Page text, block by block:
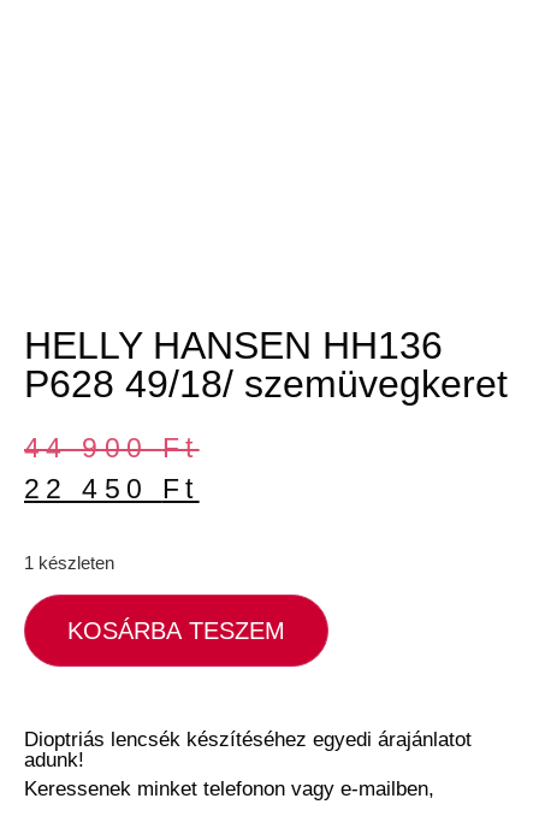
HELLY HANSEN HH136
P628 49/18/ szemüvegkeret
44 900Ft
22 450 Ft
1 készleten
KOSÁRBA TESZEM
Dioptriás lencsék készítéséhez egyedi árajánlatot
adunk!
Keressenek minket telefonon vagy e-mailben,